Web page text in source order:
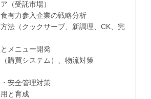
（受託市場）
有力参入企業の戦略分析
（クックサーブ、新調理、CK、完
メニュー開発
買システム）、物流対策
安全管理対策
と育成